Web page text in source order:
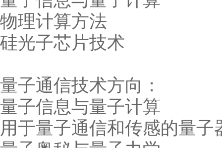
物理计算方法
硅光子芯片技术
量子通信技术方向：
量子信息与量子计算
用于量子通信和传感的量子